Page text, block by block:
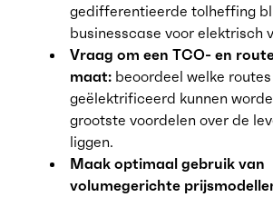
gedifferentieerde tolheffing
businesscase voor elektrisch
Vraag om een TCO- en
maat:beoordeel welke routes
geëlektrificeerd kunnen
grootste voordelen over de
liggen.
Maak optimaal gebruik van
volumegerichte